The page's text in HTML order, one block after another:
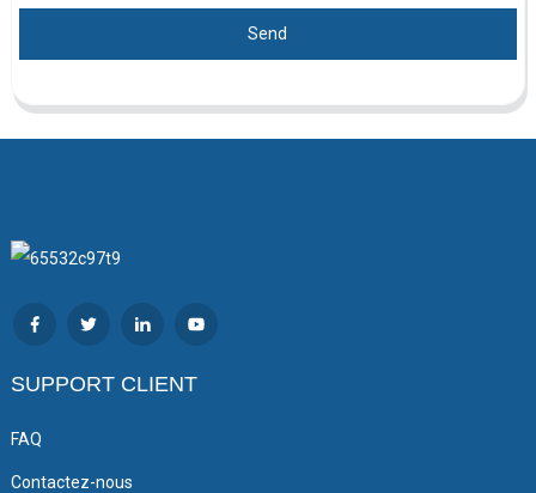
Send
SUPPORT CLIENT
FAQ
Contactez-nous